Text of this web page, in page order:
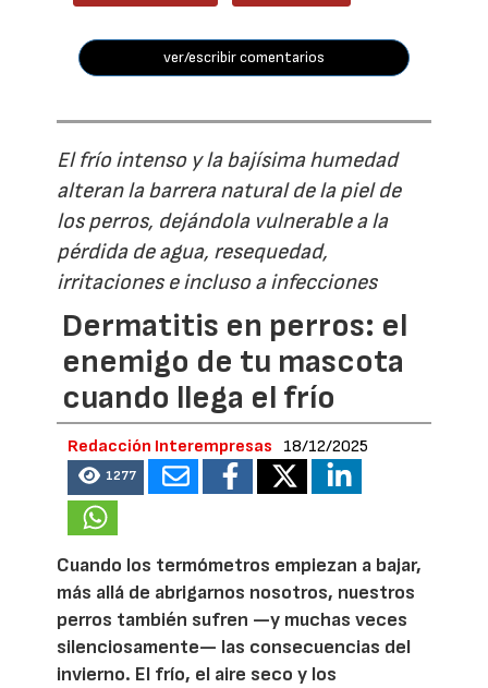
ver/escribir comentarios
El frío intenso y la bajísima humedad
alteran la barrera natural de la piel de
los perros, dejándola vulnerable a la
pérdida de agua, resequedad,
irritaciones e incluso a infecciones
Dermatitis en perros: el
enemigo de tu mascota
cuando llega el frío
Redacción Interempresas 18/12/2025
1277
Cuando los termómetros empiezan a bajar,
más allá de abrigarnos nosotros, nuestros
perros también sufren —y muchas veces
silenciosamente— las consecuencias del
invierno. El frío, el aire seco y los